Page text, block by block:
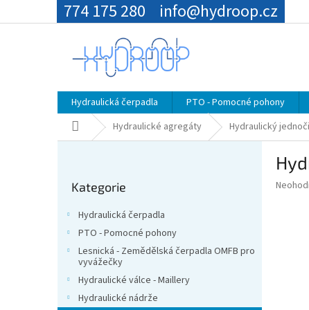
774 175 280 info@hydroop.cz
Hydraulická čerpadla PTO - Pomocné pohony
Domů Hydraulické agregáty Hydraulický
kategorie
Kategorie
Hydraulická čerpadla
PTO - Pomocné pohony
Lesnická - Zemědělská čerpadla OMFB pro
vyvážečky
Hydraulické válce - Maillery
Hydraulické nádrže